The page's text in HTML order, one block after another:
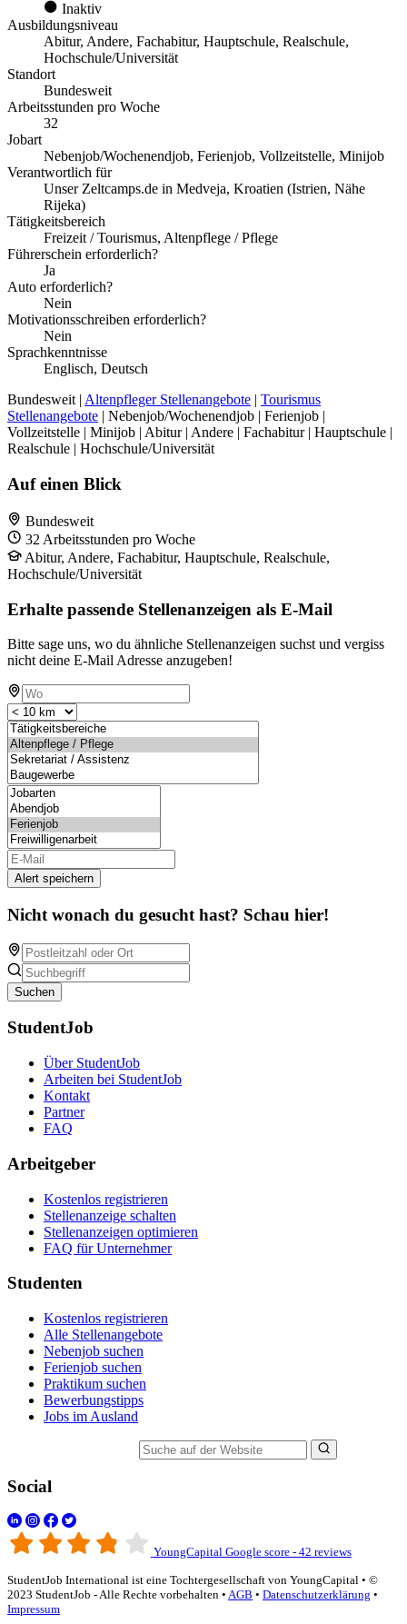
Inaktiv
Ausbildungsniveau
Abitur, Andere, Fachabitur, Hauptschule, Realschule,
Hochschule/Universität
Standort
Bundesweit
Arbeitsstunden pro Woche
32
Jobart
Nebenjob/Wochenendjob, Ferienjob, Vollzeitstelle, Minijob
Verantwortlich für
Unser Zeltcamps.de in Medveja, Kroatien (Istrien, Nähe
Rijeka)
Tätigkeitsbereich
Freizeit / Tourismus, Altenpflege / Pflege
Führerschein erforderlich?
Ja
Auto erforderlich?
Nein
Motivationsschreiben erforderlich?
Nein
Sprachkenntnisse
Englisch, Deutsch
Bundesweit | Altenpfleger Stellenangebote | Tourismus
Stellenangebote | Nebenjob/Wochenendjob | Ferienjob |
Vollzeitstelle | Minijob | Abitur | Andere | Fachabitur | Hauptschule |
Realschule | Hochschule/Universität
Auf einen Blick
Bundesweit
32 Arbeitsstunden pro Woche
Abitur, Andere, Fachabitur, Hauptschule, Realschule,
Hochschule/Universität
Erhalte passende Stellenanzeigen als E-Mail
Bitte sage uns, wo du ähnliche Stellenanzeigen suchst und vergiss
nicht deine E-Mail Adresse anzugeben!
Alert speichern
Nicht wonach du gesucht hast? Schau hier!
Suchen
StudentJob
Über StudentJob
Arbeiten bei StudentJob
Kontakt
Partner
FAQ
Arbeitgeber
Kostenlos registrieren
Stellenanzeige schalten
Stellenanzeigen optimieren
FAQ für Unternehmer
Studenten
Kostenlos registrieren
Alle Stellenangebote
Nebenjob suchen
Ferienjob suchen
Praktikum suchen
Bewerbungstipps
Jobs im Ausland
Social
YoungCapital Google score - 42 reviews
StudentJob International ist eine Tochtergesellschaft von YoungCapital • ©
2023 StudentJob - Alle Rechte vorbehalten • AGB • Datenschutzerklärung •
Impressum